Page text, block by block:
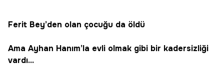
Ferit Bey’den olan çocuğu da öldü
Ama Ayhan Hanım’la evli olmak gibi bir kadersizliği
vardı...